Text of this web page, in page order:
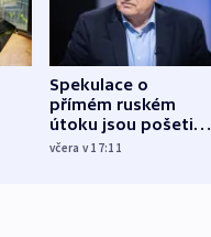
Spekulace o
přímém ruském
útoku jsou pošetilé,
míní estonský
včera v 17:11